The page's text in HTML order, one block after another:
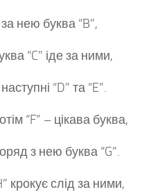
нею буква “B”,
“C” іде за ними,
“D” та “E”.
“F” – цікава буква,
з нею буква “G”.
крокує слід за ними,